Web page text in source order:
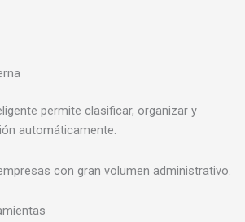
permite clasificar, organizar y
automáticamente.
con gran volumen administrativo.